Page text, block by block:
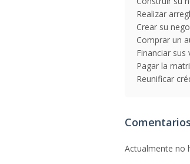
Realizar
Crear su
Comprar un
Financiar sus
Pagar la
Reunificar
Actualmente no